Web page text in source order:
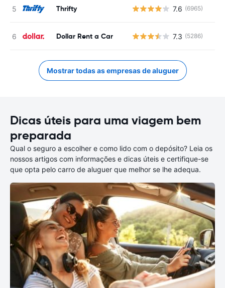
Thrifty 7.6 (6965)
Dollar Rent a Car 7.3 (5286)
Mostrar todas as empresas de aluguer
Dicas úteis para uma viagem bem
preparada
Qual o seguro a escolher e como lido com o depósito? Leia os
nossos artigos com informações e dicas úteis e certifique-se
que opta pelo carro de aluguer que melhor se lhe adequa.